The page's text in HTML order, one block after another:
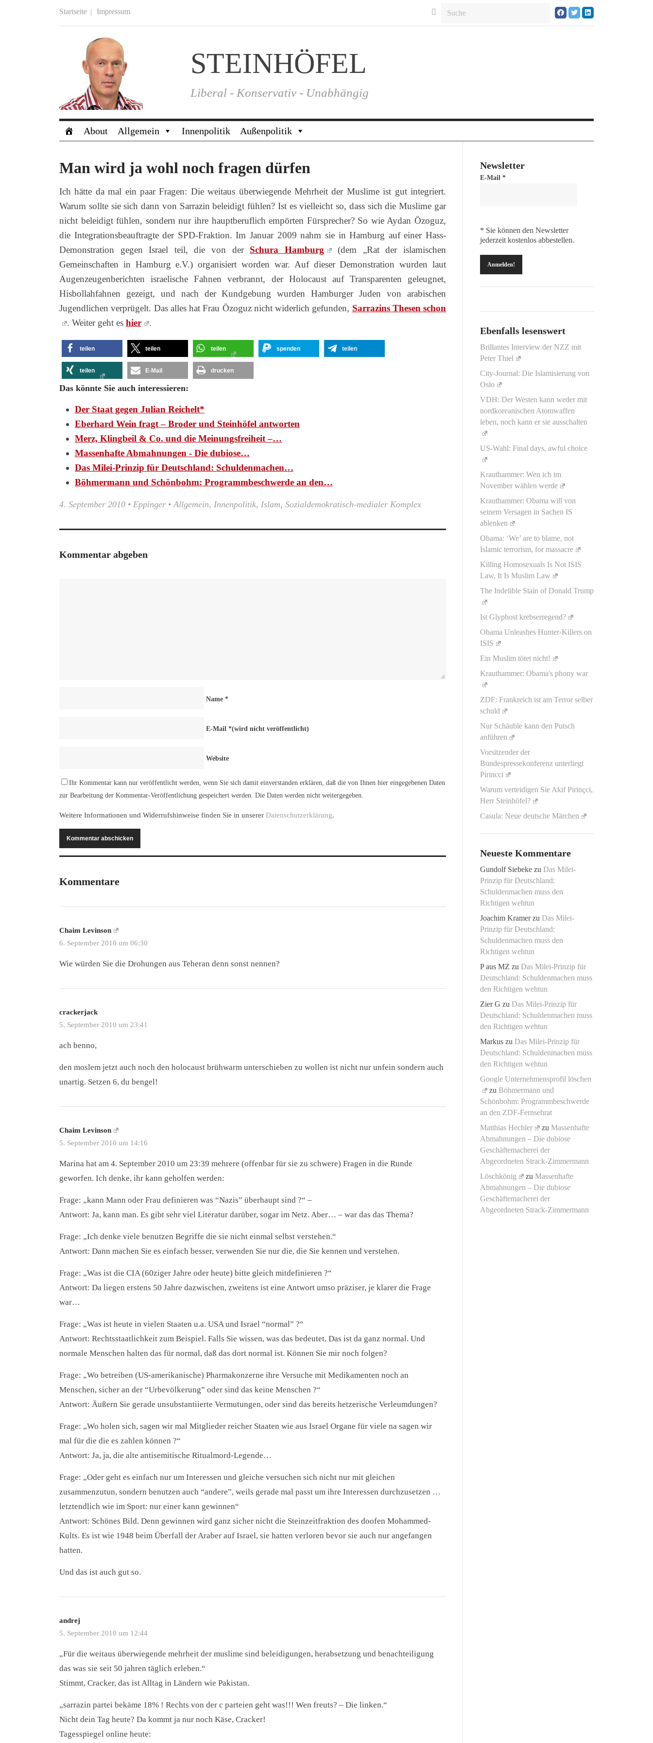
Startseite Impressum
STEINHÖFEL
Liberal - Konservativ - Unabhängig
About Allgemein Innenpolitik Außenpolitik
Man wird ja wohl noch fragen dürfen
Ich hätte da mal ein paar Fragen: Die weitaus überwiegende Mehrheit der Muslime ist gut integriert.
Warum sollte sie sich dann von Sarrazin beleidigt fühlen? Ist es vielleicht so, dass sich die Muslime gar
nicht beleidigt fühlen, sondern nur ihre hauptberuflich empörten Fürsprecher? So wie Aydan Özoguz,
die Integrationsbeauftragte der SPD-Fraktion. Im Januar 2009 nahm sie in Hamburg auf einer Hass-
Demonstration gegen Israel teil, die von der Schura Hamburg
(dem „Rat der islamischen
Gemeinschaften in Hamburg e.V.) organisiert worden war. Auf dieser Demonstration wurden laut
Augenzeugenberichten israelische Fahnen verbrannt, der Holocaust auf Transparenten geleugnet,
Hisbollahfahnen gezeigt, und nach der Kundgebung wurden Hamburger Juden von arabischen
Jugendlichen verprügelt. Das alles hat Frau Özoguz nicht widerlich gefunden, Sarrazins Thesen schon
. Weiter geht es hier .
teilen teilen teilen spenden teilen
teilen E-Mail drucken
Das könnte Sie auch interessieren:
Der Staat gegen Julian Reichelt*
Eberhard Wein fragt – Broder und Steinhöfel antworten
Merz, Klingbeil & Co. und die Meinungsfreiheit –…
Massenhafte Abmahnungen - Die dubiose…
Das Milei-Prinzip für Deutschland: Schuldenmachen…
Böhmermann und Schönbohm: Programmbeschwerde an den…
4. September 2010 • Eppinger •Allgemein, Innenpolitik, Islam, Sozialdemokratisch-medialer Komplex
Kommentar abgeben
Name *
E-Mail *(wird nicht veröffentlicht)
Website
Ihr Kommentar kann nur veröffentlicht werden, wenn Sie sich damit einverstanden erklären, daß die von Ihnen hier eingegebenen Daten
zur Bearbeitung der Kommentar-Veröffentlichung gespeichert werden. Die Daten werden nicht weitergegeben.
Weitere Informationen und Widerrufshinweise finden Sie in unserer Datenschutzerklärung.
Kommentare
Chaim Levinson
6. September 2010 um 06:30
Wie würden Sie die Drohungen aus Teheran denn sonst nennen?
crackerjack
5. September 2010 um 23:41
ach benno,
den moslem jetzt auch noch den holocaust brühwarm unterschieben zu wollen ist nicht nur unfein sondern auch
unartig. Setzen 6, du bengel!
Chaim Levinson
5. September 2010 um 14:16
Marina hat am 4. September 2010 um 23:39 mehrere (offenbar für sie zu schwere) Fragen in die Runde
geworfen. Ich denke, ihr kann geholfen werden:
Frage: „kann Mann oder Frau definieren was “Nazis” überhaupt sind ?“ –
Antwort: Ja, kann man. Es gibt sehr viel Literatur darüber, sogar im Netz. Aber… – war das das Thema?
Frage: „Ich denke viele benutzen Begriffe die sie nicht einmal selbst verstehen.“
Antwort: Dann machen Sie es einfach besser, verwenden Sie nur die, die Sie kennen und verstehen.
Frage: „Was ist die CIA (60ziger Jahre oder heute) bitte gleich mitdefinieren ?“
Antwort: Da liegen erstens 50 Jahre dazwischen, zweitens ist eine Antwort umso präziser, je klarer die Frage
war…
Frage: „Was ist heute in vielen Staaten u.a. USA und Israel “normal” ?“
Antwort: Rechtsstaatlichkeit zum Beispiel. Falls Sie wissen, was das bedeutet. Das ist da ganz normal. Und
normale Menschen halten das für normal, daß das dort normal ist. Können Sie mir noch folgen?
Frage: „Wo betreiben (US-amerikanische) Pharmakonzerne ihre Versuche mit Medikamenten noch an
Menschen, sicher an der “Urbevölkerung” oder sind das keine Menschen ?“
Antwort: Äußern Sie gerade unsubstantiierte Vermutungen, oder sind das bereits hetzerische Verleumdungen?
Frage: „Wo holen sich, sagen wir mal Mitglieder reicher Staaten wie aus Israel Organe für viele na sagen wir
mal für die die es zahlen können ?“
Antwort: Ja, ja, die alte antisemitische Ritualmord-Legende…
Frage: „Oder geht es einfach nur um Interessen und gleiche versuchen sich nicht nur mit gleichen
zusammenzutun, sondern benutzen auch “andere”, weils gerade mal passt um ihre Interessen durchzusetzen …
letztendlich wie im Sport: nur einer kann gewinnen“
Antwort: Schönes Bild. Denn gewinnen wird ganz sicher nicht die Steinzeitfraktion des doofen Mohammed-
Kults. Es ist wie 1948 beim Überfall der Araber auf Israel, sie hatten verloren bevor sie auch nur angefangen
hatten.
Und das ist auch gut so.
andrej
5. September 2010 um 12:44
„Für die weitaus überwiegende mehrheit der muslime sind beleidigungen, herabsetzung und benachteiligung
das was sie seit 50 jahren täglich erleben.“
Stimmt, Cracker, das ist Alltag in Ländern wie Pakistan.
„sarrazin partei bekäme 18% ! Rechts von der c parteien geht was!!! Wen freuts? – Die linken.“
Nicht dein Tag heute? Da kommt ja nur noch Käse, Cracker!
Tagesspiegel online heute:
Newsletter
E-Mail *
* Sie können den Newsletter
jederzeit kostenlos abbestellen.
Ebenfalls lesenswert
Brillantes Interview der NZZ mit
Peter Thiel
City-Journal: Die Islamisierung von
Oslo
VDH: Der Westen kann weder mit
nordkoreanischen Atomwaffen
leben, noch kann er sie ausschalten
US-Wahl: Final days, awful choice
Krauthammer: Wen ich im
November wählen werde
Krauthammer: Obama will von
seinem Versagen in Sachen IS
ablenken
Obama: ‘We’ are to blame, not
Islamic terrorism, for massacre
Killing Homosexuals Is Not ISIS
Law, It Is Muslim Law
The Indelible Stain of Donald Trump
Ist Glyphost krebserregend?
Obama Unleashes Hunter-Killers on
ISIS
Ein Muslim tötet nicht!
Krauthammer: Obama's phony war
ZDF: Frankreich ist am Terror selber
schuld
Nur Schäuble kann den Putsch
anführen
Vorsitzender der
Bundespressekonferenz unterliegt
Pirincci
Warum verteidigen Sie Akif Pirinçci,
Herr Steinhöfel?
Casula: Neue deutsche Märchen
Neueste Kommentare
Gundolf Siebeke zu Das Milei-
Prinzip für Deutschland:
Schuldenmachen muss den
Richtigen wehtun
Joachim Kramerzu Das Milei-
Prinzip für Deutschland:
Schuldenmachen muss den
Richtigen wehtun
P aus MZ zu Das Milei-Prinzip für
Deutschland: Schuldenmachen muss
den Richtigen wehtun
Zier G zu Das Milei-Prinzip für
Deutschland: Schuldenmachen muss
den Richtigen wehtun
Markus zu Das Milei-Prinzip für
Deutschland: Schuldenmachen muss
den Richtigen wehtun
Google Unternehmensprofil löschen
zu Böhmermann und
Schönbohm: Programmbeschwerde
an den ZDF-Fernsehrat
Matthias Hechler
zu Massenhafte
Abmahnungen – Die dubiose
Geschäftemacherei der
Abgeordneten Strack-Zimmermann
Löschkönig
zu Massenhafte
Abmahnungen – Die dubiose
Geschäftemacherei der
Abgeordneten Strack-Zimmermann